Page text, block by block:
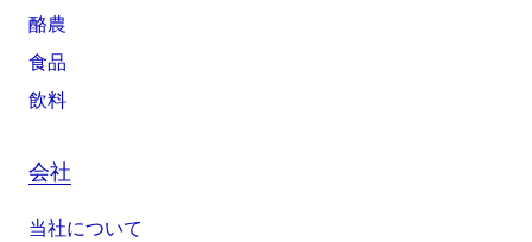
酪農
食品
飲料
会社
当社について